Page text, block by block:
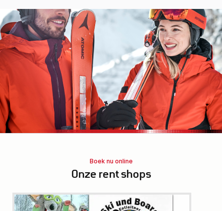
Boek nu online
Onze rent shops